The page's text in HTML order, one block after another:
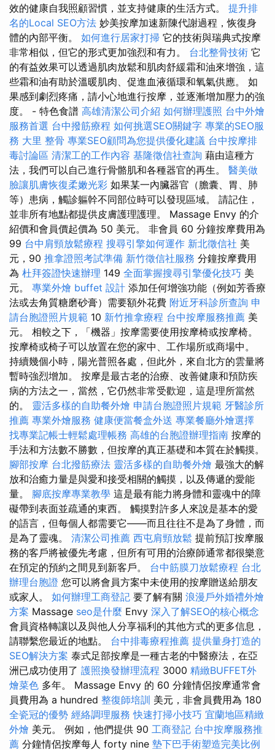
效的健康自我照顧習慣，並支持健康的生活方式。 提升排
名的Local SEO方法 妙美按摩加速新陳代謝過程，恢復身
體的內部平衡。 如何進行居家打掃 它的技術與瑞典式按摩
非常相似，但它的形式更加強烈和有力。 台北整骨技術 它
的有益效果可以透過肌肉放鬆和肌肉舒緩霜和油來增強，這
些霜和油有助於溫暖肌肉、促進血液循環和氧氣供應。 如
果感到劇烈疼痛，請小心地進行按摩，並逐漸增加壓力的強
度。 - 特色食譜 高雄清潔公司介紹 如何辦理護照 台中外燴
服務首選 台中撥筋療程 如何挑選SEO關鍵字 專業的SEO服
務 大里 整骨 專業SEO顧問為您提供優化建議 台中按摩排
毒討論區 清潔工的工作內容 基隆徵信社查詢 藉由這種方
法，我們可以自己進行骨骼肌和各種器官的再生。 醫美做
臉讓肌膚恢復柔嫩光彩 如果某一內臟器官（膽囊、胃、肺
等）患病，觸診軀幹不同部位時可以發現區域。 請記住，
並非所有地點都提供皮膚護理護理。 Massage Envy 的介
紹價和會員價起價為 50 美元。 非會員 60 分鐘按摩費用為
99 台中肩頸放鬆療程 搜尋引擎如何運作 新北徵信社 美
元，90 推拿證照考試準備 新竹徵信社服務 分鐘按摩費用
為 杜拜簽證快速辦理 149 全面掌握搜尋引擎優化技巧 美
元。 專業外燴 buffet 設計 添加任何增強功能（例如芳香療
法或去角質糖磨砂膏）需要額外花費 附近牙科診所查詢 申
請台胞證照片規範 10 新竹推拿療程 台中按摩服務推薦 美
元。 相較之下，「機器」按摩需要使用按摩椅或按摩椅。
按摩椅或椅子可以放置在您的家中、工作場所或商場中。
持續幾個小時，陽光普照各處，但此外，來自北方的雲量將
暫時強烈增加。 按摩是最古老的治療、改善健康和預防疾
病的方法之一，當然，它仍然非常受歡迎，這是理所當然
的。 靈活多樣的自助餐外燴 申請台胞證照片規範 牙醫診所
推薦 專業外燴服務 健康便當餐盒外送 專業餐廳外燴選擇
找專業記帳士輕鬆處理帳務 高雄的台胞證辦理指南 按摩的
手法和方法數不勝數，但按摩的真正基礎和本質在於觸摸。
腳部按摩 台北撥筋療法 靈活多樣的自助餐外燴 最強大的解
放和治癒力量是與愛和接受相關的觸摸，以及傳遞的愛能
量。 腳底按摩專業教學 這是最有能力將身體和靈魂中的障
礙帶到表面並疏通的東西。 觸摸對許多人來說是基本的愛
的語言，但每個人都需要它——而且往往不是為了身體，而
是為了靈魂。 清潔公司推薦 西屯肩頸放鬆 提前預訂按摩服
務的客戶將被優先考慮，但所有可用的治療師通常都很樂意
在預定的預約之間見到新客戶。 台中筋膜刀放鬆療程 台北
辦理台胞證 您可以將會員方案中未使用的按摩贈送給朋友
或家人。 如何辦理工商登記 要了解有關 浪漫戶外婚禮外燴
方案 Massage seo是什麼 Envy 深入了解SEO的核心概念
會員資格轉讓以及與他人分享福利的其他方式的更多信息，
請聯繫您最近的地點。 台中排毒療程推薦 提供量身打造的
SEO解決方案 泰式足部按摩是一種古老的中醫療法，在亞
洲已成功使用了 護照換發辦理流程 3000 精緻BUFFET外
燴菜色 多年。 Massage Envy 的 60 分鐘情侶按摩通常會
員費用為 a hundred 整復師培訓 美元，非會員費用為 180
全瓷冠的優勢 經絡調理服務 快速打掃小技巧 宜蘭地區精緻
外燴 美元。 例如，他們提供 90 工商登記 台中按摩服務推
薦 分鐘情侶按摩每人 forty nine 墊下巴手術塑造完美比例